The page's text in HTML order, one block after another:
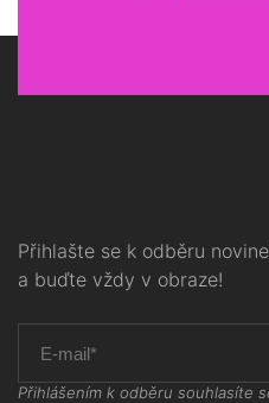
Přihlašte se k odběru
a buďte vždy v obraze!
Přihlášením k odběru souhlasíte